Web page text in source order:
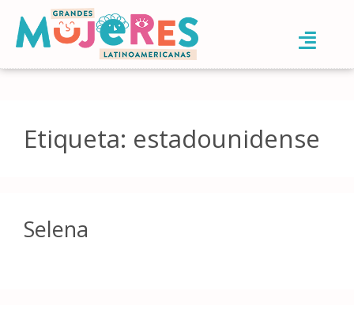
Etiqueta: estadounidense
Selena